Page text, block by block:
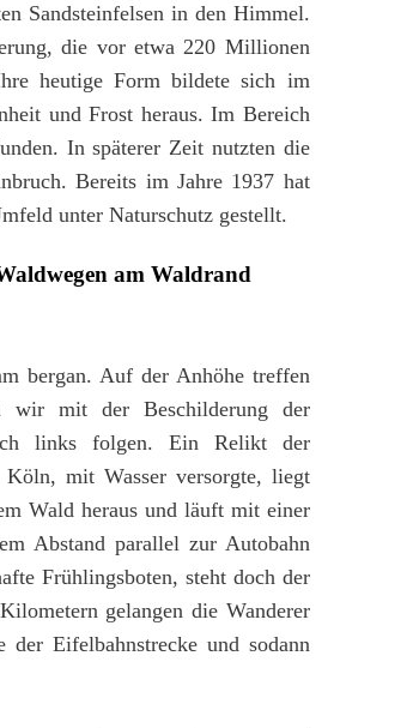
Sandsteinfelsen in den Himmel.
die vor etwa 220 Millionen
heutige Form bildete sich im
und Frost heraus. Im Bereich
In späterer Zeit nutzten die
Bereits im Jahre 1937 hat
unter Naturschutz gestellt.
am Waldrand
bergan. Auf der Anhöhe treffen
wir mit der Beschilderung der
links folgen. Ein Relikt der
Köln, mit Wasser versorgte, liegt
Wald heraus und läuft mit einer
Abstand parallel zur Autobahn
Frühlingsboten, steht doch der
gelangen die Wanderer
Eifelbahnstrecke und sodann